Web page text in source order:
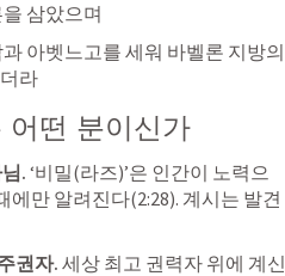
삼았으며
아벳느고를 세워 바벨론 지방의
라
어떤 분이신가
. ‘비밀(라즈)’은 인간이 노력으
에만 알려진다(2:28). 계시는 발견
권자. 세상 최고 권력자 위에 계신